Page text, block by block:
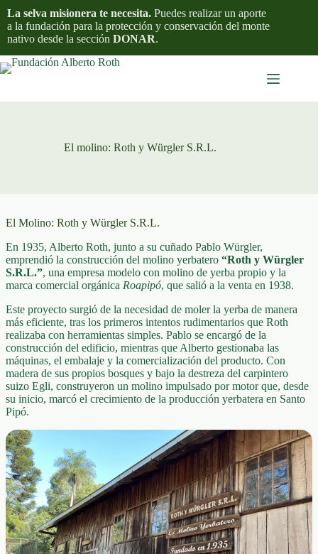
to
content
La selva misionera te necesita. Puedes realizar un aporte
a la fundación para la protección y conservación del monte
nativo desde la sección DONAR.
El molino: Roth y Würgler S.R.L.
El Molino: Roth y Würgler S.R.L.
En 1935, Alberto Roth, junto a su cuñado Pablo Würgler,
emprendió la construcción del molino yerbatero “Roth y Würgler
S.R.L.”, una empresa modelo con molino de yerba propio y la
marca comercial orgánica Roapipó, que salió a la venta en 1938.
Este proyecto surgió de la necesidad de moler la yerba de manera
más eficiente, tras los primeros intentos rudimentarios que Roth
realizaba con herramientas simples. Pablo se encargó de la
construcción del edificio, mientras que Alberto gestionaba las
máquinas, el embalaje y la comercialización del producto. Con
madera de sus propios bosques y bajo la destreza del carpintero
suizo Egli, construyeron un molino impulsado por motor que, desde
su inicio, marcó el crecimiento de la producción yerbatera en Santo
Pipó.